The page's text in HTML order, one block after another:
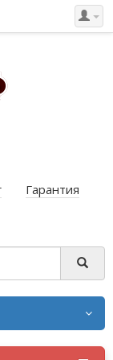
Гарантия